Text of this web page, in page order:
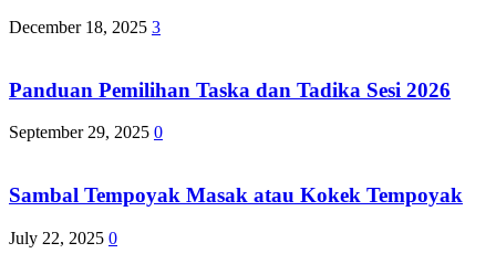
December 18, 2025 3
Panduan Pemilihan Taska dan Tadika Sesi 2026
September 29, 2025 0
Sambal Tempoyak Masak atau Kokek Tempoyak
July 22, 2025 0